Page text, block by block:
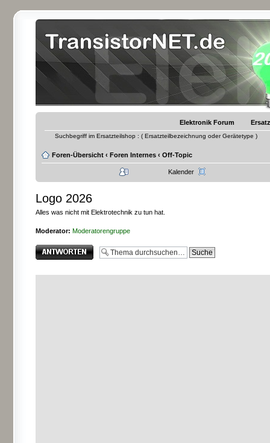
Elektronik Forum
Suchbegriff im Ersatzteilshop : ( Ersatzteilbezeichnung oder Gerätetype )
Foren-Übersicht ‹ Foren Internes ‹ Off-Topic
Kalender
Logo 2026
Alles was nicht mit Elektrotechnik zu tun hat.
Moderator: Moderatorengruppe
Antwort erstellen